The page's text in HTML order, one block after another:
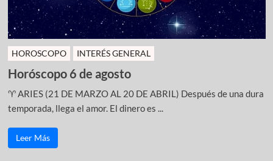
HOROSCOPO INTERÉS GENERAL
Horóscopo 6 de agosto
♈ ARIES (21 DE MARZO AL 20 DE ABRIL) Después de una dura
temporada, llega el amor. El dinero es ...
Leer Más